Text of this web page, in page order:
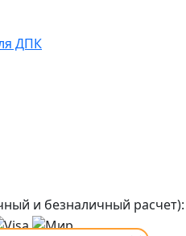
ДПК
и безналичный расчет):